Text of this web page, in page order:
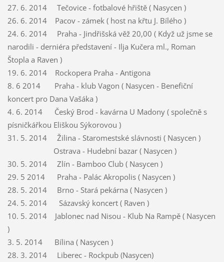
27. 6. 2014 Tečovice - fotbalové hřiště ( Nasycen )
26. 6. 2014 Pacov - zámek ( host na křtu J. Bílého )
24. 6. 2014 Praha - Jindřišská věž 20,00 ( Když už jsme se
narodili - derniéra představení - Ilja Kučera ml., Roman
Štopla a Raven )
19. 6. 2014 Rockopera Praha - Antigona
8. 6 2014 Praha - klub Vagon ( Nasycen - Benefiční
koncert pro Dana Vašáka )
4. 6. 2014 Český Brod - kavárna U Madony ( společně s
písničkářkou Eliškou Sýkorovou )
31. 5. 2014 Žilina - Staromestské slávnosti ( Nasycen )
Ostrava - Hudební bazar (Nasycen )
30. 5. 2014 Zlín - Bamboo Club ( Nasycen )
29. 5 2014 Praha - Palác Akropolis ( Nasycen )
28. 5. 2014 Brno - Stará pekárna ( Nasycen )
24. 5. 2014 Sázavský koncert ( Raven )
10. 5. 2014 Jablonec nad Nisou - Klub Na Rampě ( Nasycen
)
3. 5. 2014 Bílina ( Nasycen )
28. 3. 2014 Liberec - Rockpub (Nasycen)